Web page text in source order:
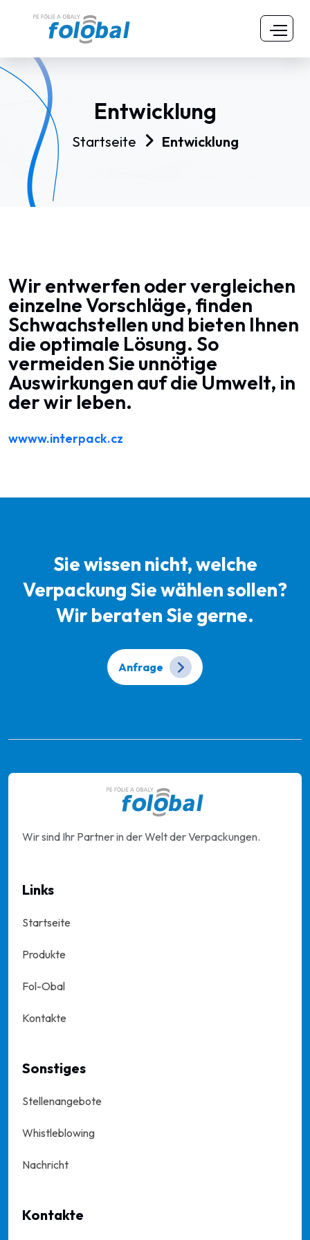
Entwicklung
Startseite Entwicklung
Wir entwerfen oder vergleichen
einzelne Vorschläge, finden
Schwachstellen und bieten Ihnen
die optimale Lösung. So
vermeiden Sie unnötige
Auswirkungen auf die Umwelt, in
der wir leben.
wwww.interpack.cz
Sie wissen nicht, welche
Verpackung Sie wählen sollen?
Wir beraten Sie gerne.
Anfrage
Wir sind Ihr Partner in der Welt der Verpackungen.
Links
Startseite
Produkte
Fol-Obal
Kontakte
Sonstiges
Stellenangebote
Whistleblowing
Nachricht
Kontakte